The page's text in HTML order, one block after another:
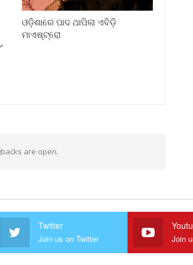
ଓଡ଼ିଶାରେ ପାଦ ଥାପିଲା ଏବିଡ଼ି
ମାଏଷ୍ଟ୍ରୋ
are open.
Twitter
Join us on Twitter Join